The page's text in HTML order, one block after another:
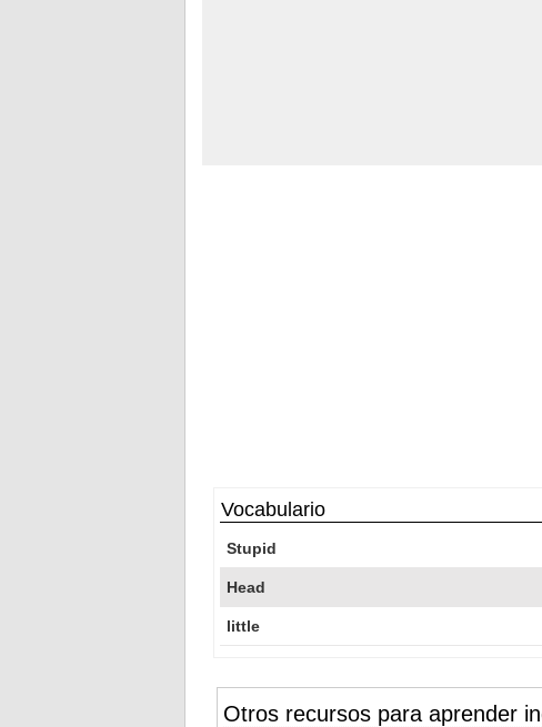
Vocabulario
Stupid
Head
little
Otros recursos para aprender